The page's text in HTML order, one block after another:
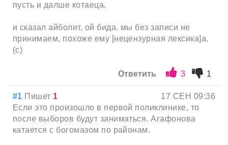
пусть и далше котаеца.
и сказал айболит, ой бида. мы без записи не
принимаем, похоже ему [нецензурная лексика]а.
(с)
Ответить 3 1
#1 Пишет 1
17 СЕН 09:36
Если это произошло в первой поликлинике, то
после выборов будут заниматься. Агафонова
катается с богомазом по районам.